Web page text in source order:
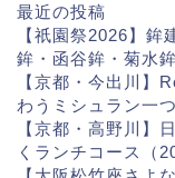
最近の投稿
【祇園祭2026】
鉾・函谷鉾・菊水
【京都・今出川】
わうミシュラン一
【京都・高野川】
くランチコース（